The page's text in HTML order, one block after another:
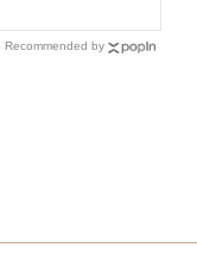
Recommended by